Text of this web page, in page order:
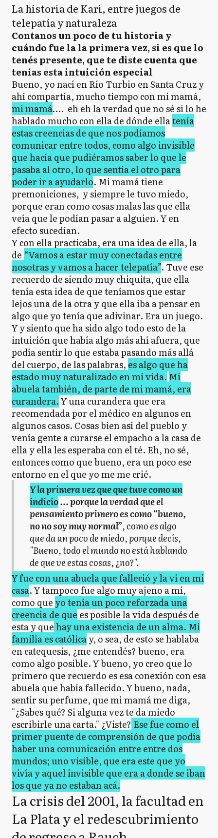
La historia de Kari, entre juegos de
telepatía y naturaleza
Contanos un poco de tu historia y
cuándo fue la la primera vez, si es que lo
tenés presente, que te diste cuenta que
tenías esta intuición especial
Bueno, yo nací en Río Turbio en Santa Cruz y
ahí compartía, mucho tiempo con mi mamá,
mi mamá…. eh eh la verdad que no sé si lo he
hablado mucho con ella de dónde ellatenía
estas creencias de que nos podíamos
comunicar entre todos, como algo invisible
que hacía que pudiéramos saber lo que le
pasaba al otro, lo que sentía el otro para
poder ir a ayudarlo. Mi mamá tiene
premoniciones, y siempre le tuvo miedo,
porque eran como cosas malas las que ella
veía que le podían pasar a alguien. Y en
efecto sucedían.
Y con ella practicaba, era una idea de ella, la
de “Vamos a estar muy conectadas entre
nosotras y vamos a hacer telepatía”. Tuve ese
recuerdo de siendo muy chiquita, que ella
tenía esta idea de que teníamos que estar
lejos una de la otra y que ella iba a pensar en
algo que yo tenía que adivinar. Era un juego.
Y y siento que ha sido algo todo esto de la
intuición que había algo más ahí afuera, que
podía sentir lo que estaba pasando más allá
del cuerpo, de las palabras, es algo que ha
estado muy naturalizado en mi vida. Mi
abuela también, de parte de mi mamá, era
curandera.Y una curandera que era
recomendada por el médico en algunos en
algunos casos. Cosas bien así del pueblo y
venía gente a curarse el empacho a la casa de
ella y ella les esperaba con el té. Eh, no sé,
entonces como que bueno, era un poco ese
entorno en el que yo me me crié.
Y la primera vez que que tuve como un
indicio… porque la verdad que el
pensamiento primero es como “bueno,
no no soy muy normal”, como es algo
que da un poco de miedo, porque decís,
"Bueno, todo el mundo no está hablando
de que ve estas cosas, ¿no?".
Y fue con una abuela que falleció y la vi en mi
casa. Y tampoco fue algo muy ajeno a mí,
como que yo tenía un poco reforzada una
creencia de que es posible la vida después de
esta y quehay una existencia de un alma. Mi
familia es católicay, o sea, de esto se hablaba
en catequesis, ¿me entendés? bueno, era
como algo posible. Y bueno, yo creo que lo
primero que recuerdo es esa conexión con esa
abuela que había fallecido. Y bueno, nada,
sentir su perfume, que mi mamá me diga,
"¿Sabes qué? Si alguna vez te da miedo
escribirle una carta." ¿Viste? Ese fue como el
primer puente de comprensión de que podía
haber una comunicación entre entre dos
mundos; uno visible, que era este que yo
vivía y aquel invisible que era a donde se iban
los que ya no estaban acá.
La crisis del 2001, la facultad en
La Plata y el redescubrimiento